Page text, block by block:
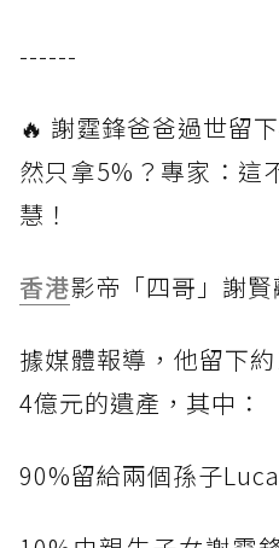
------
🔥 謝霆鋒爸爸過世留
然只拿5%？專家：這
慧！
香港影帝「四哥」謝
據媒體報導，他留下
4億元的遺產，其中：
90%留給兩個孫子